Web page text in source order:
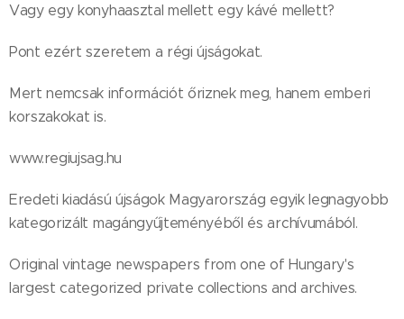
Vagy egy konyhaasztal mellett egy kávé mellett?
Pont ezért szeretem a régi újságokat.
Mert nemcsak információt őriznek meg, hanem emberi
korszakokat is.
www.regiujsag.hu
Eredeti kiadású újságok Magyarország egyik legnagyobb
kategorizált magángyűjteményéből és archívumából.
Original vintage newspapers from one of Hungary's
largest categorized private collections and archives.